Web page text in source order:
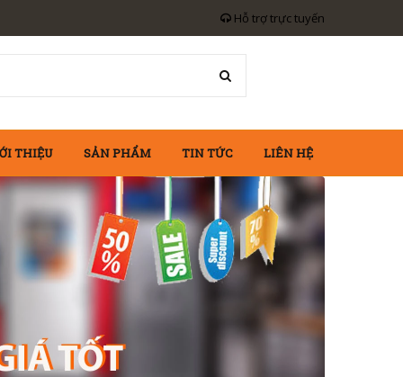
Hỗ trợ trực tuyến
THIỆU SẢN PHẨM TIN TỨC LIÊN HỆ